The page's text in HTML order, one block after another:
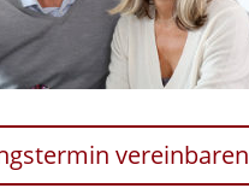
vereinbaren